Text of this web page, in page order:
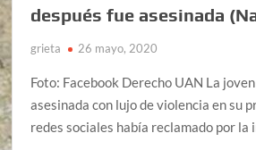
después fue asesinada
grieta 26 mayo, 2020
Foto: Facebook Derecho UAN La
asesinada con lujo de violencia en su
redes sociales había reclamado por la